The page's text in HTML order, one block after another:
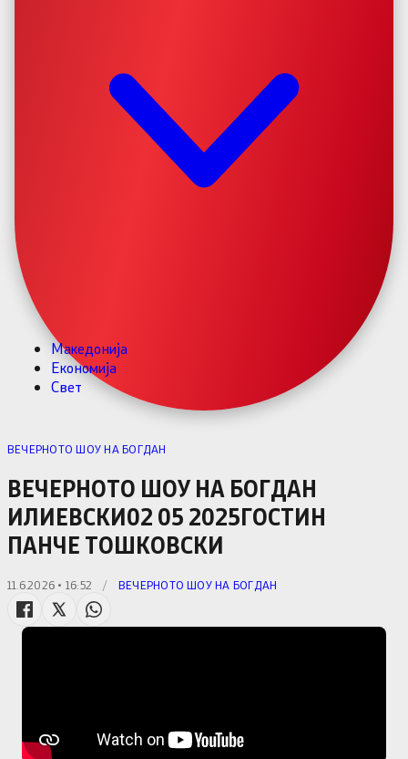
Македонија
Економија
Свет
ВЕЧЕРНОТО ШОУ НА БОГДАН
ВЕЧЕРНОТО ШОУ НА БОГДАН
ИЛИЕВСКИ02 05 2025ГОСТИН
ПАНЧЕ ТОШКОВСКИ
11.6.2026 • 16:52 / ВЕЧЕРНОТО ШОУ НА БОГДАН